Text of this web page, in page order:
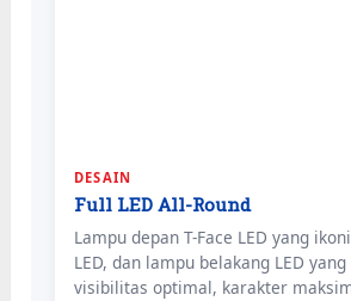
DESAIN
Full LED All-Round
Lampu depan T-Face LED yang
LED, dan lampu belakang LED
visibilitas optimal, karakter